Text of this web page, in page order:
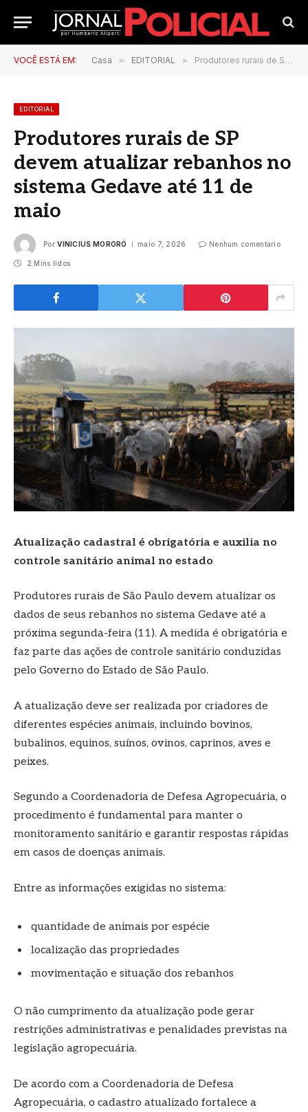
VOCÊ ESTÁ EM: Casa » EDITORIAL » Produtores rurais de SP devem atualizar rebanhos no sistema Gedave até 11 de maio
EDITORIAL
Produtores rurais de SP
devem atualizar rebanhos no
sistema Gedave até 11 de
maio
Por VINICIUS MORORÓ maio 7, 2026 Nenhum comentário
2 Mins lidos
Atualização cadastral é obrigatória e auxilia no
controle sanitário animal no estado
Produtores rurais de São Paulo devem atualizar os
dados de seus rebanhos no sistema Gedave até a
próxima segunda-feira (11). A medida é obrigatória e
faz parte das ações de controle sanitário conduzidas
pelo Governo do Estado de São Paulo.
A atualização deve ser realizada por criadores de
diferentes espécies animais, incluindo bovinos,
bubalinos, equinos, suínos, ovinos, caprinos, aves e
peixes.
Segundo a Coordenadoria de Defesa Agropecuária, o
procedimento é fundamental para manter o
monitoramento sanitário e garantir respostas rápidas
em casos de doenças animais.
Entre as informações exigidas no sistema:
quantidade de animais por espécie
localização das propriedades
movimentação e situação dos rebanhos
O não cumprimento da atualização pode gerar
restrições administrativas e penalidades previstas na
legislação agropecuária.
De acordo com a Coordenadoria de Defesa
Agropecuária, o cadastro atualizado fortalece a